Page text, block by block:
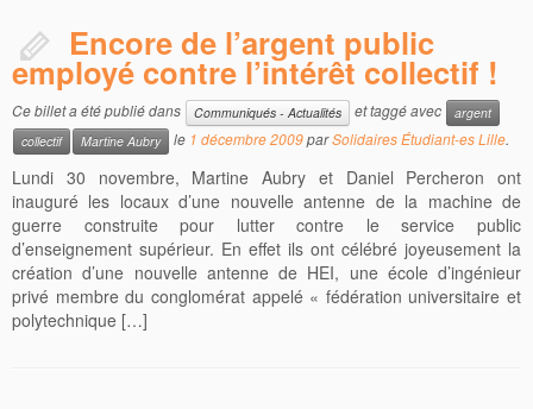
Encore de l’argent public
employé contre l’intérêt collectif !
Ce billet a été publié dans Communiqués - Actualités et taggé avec
argent
collectif
Martine Aubry le 1 décembre 2009parSolidaires Étudiant-es Lille.
Lundi 30 novembre, Martine Aubry et Daniel Percheron ont
inauguré les locaux d’une nouvelle antenne de la machine de
guerre construite pour lutter contre le service public
d’enseignement supérieur. En effet ils ont célébré joyeusement la
création d’une nouvelle antenne de HEI, une école d’ingénieur
privé membre du conglomérat appelé « fédération universitaire et
polytechnique […]